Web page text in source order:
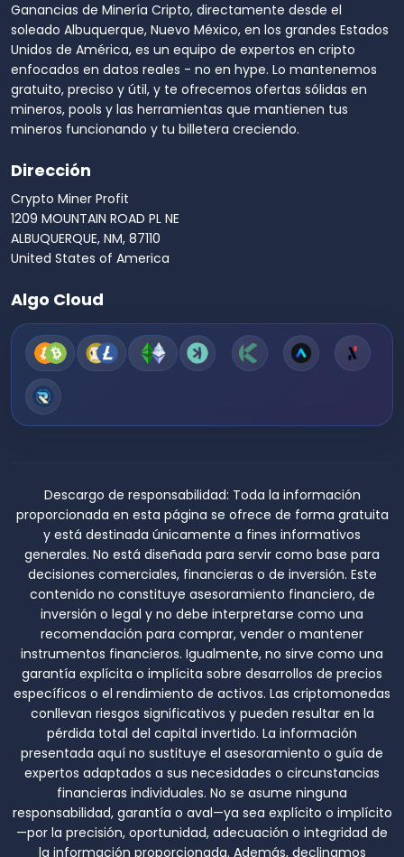
Ganancias de Minería Cripto, directamente desde el
soleado Albuquerque, Nuevo México, en los grandes Estados
Unidos de América, es un equipo de expertos en cripto
enfocados en datos reales - no en hype. Lo mantenemos
gratuito, preciso y útil, y te ofrecemos ofertas sólidas en
mineros, pools y las herramientas que mantienen tus
mineros funcionando y tu billetera creciendo.
Dirección
Crypto Miner Profit
1209 MOUNTAIN ROAD PL NE
ALBUQUERQUE, NM, 87110
United States of America
Algo Cloud
Descargo de responsabilidad: Toda la información
proporcionada en esta página se ofrece de forma gratuita
y está destinada únicamente a fines informativos
generales. No está diseñada para servir como base para
decisiones comerciales, financieras o de inversión. Este
contenido no constituye asesoramiento financiero, de
inversión o legal y no debe interpretarse como una
recomendación para comprar, vender o mantener
instrumentos financieros. Igualmente, no sirve como una
garantía explícita o implícita sobre desarrollos de precios
específicos o el rendimiento de activos. Las criptomonedas
conllevan riesgos significativos y pueden resultar en la
pérdida total del capital invertido. La información
presentada aquí no sustituye el asesoramiento o guía de
expertos adaptados a sus necesidades o circunstancias
financieras individuales. No se asume ninguna
responsabilidad, garantía o aval—ya sea explícito o implícito
—por la precisión, oportunidad, adecuación o integridad de
la información proporcionada. Además, declinamos